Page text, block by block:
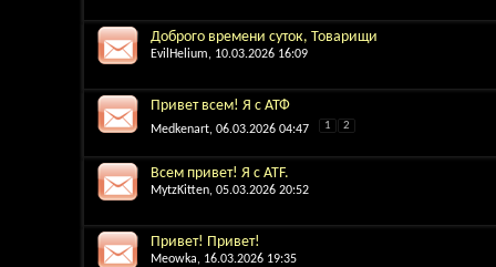
Доброго времени суток, Товарищи
EvilHelium, 10.03.2026 16:09
Привет всем! Я с АТФ
Medkenart, 06.03.2026 04:47 1 2
Всем привет! Я с ATF.
MytzKitten, 05.03.2026 20:52
Привет! Привет!
Meowka, 16.03.2026 19:35